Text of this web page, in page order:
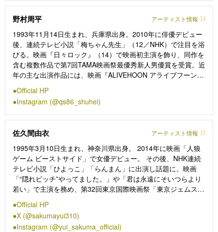
『サバカン SABAKAN』（22／金沢知樹監督）、『碁盤斬り』
（24／白石和彌監督）、Netflix映画『新幹線大爆破』（25／樋
口真嗣監督）などがある。
野村周平 アーティスト情報
1993年11月14日生まれ、兵庫県出身。2010年に俳優デビュー
後、連続テレビ小説「梅ちゃん先生」（12／NHK）で注目を浴
びる。映画『日々ロック』（14）で映画初主演を飾り、同作を
含む複数作品で第7回TAMA映画祭最優秀新人男優賞を受賞。近
年の主な出演作品には、映画『ALIVEHOON アライブフーン』
(23)、『サイレントラブ』（24）『十一人の賊軍』（24年11
月）などがある。
Official HP
Instagram (@qs86_shuhei)
佐久間由衣 アーティスト情報
1995年3月10日生まれ、神奈川県出身。 2014年に映画「人狼
ゲーム ビーストサイド」で女優デビュー。 その後、NHK連続
テレビ小説「ひよっこ」「らんまん」に出演し話題に。映画
「“隠れビッチ”やってました。」や「君は永遠にそいつらより
若い」で主演を務め、第32回東京国際映画祭「東京ジェムスト
の2つを受賞。 2024年は映画「おいハンサム！！」や、「キン
グダム 大将軍の帰還」に出演している。
Official HP
X (@sakumayui310)
Instagram (@yui_sakuma_official)